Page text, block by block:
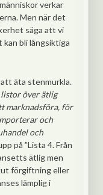
verkar
Men när det
säga att vi
bli långsiktiga
äta stenmurkla.
över ätlig
marknadsföra, för
och
och
på ”Lista 4. Från
ätlig men
förgiftning eller
lämplig i